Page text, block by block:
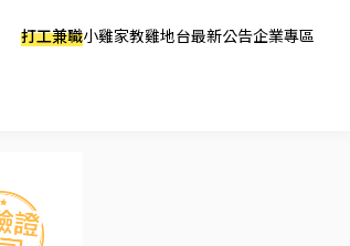
打工兼職小雞家教雞地台最新公告企業專區